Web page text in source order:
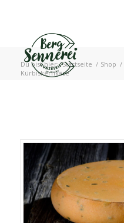
Du bist hier: Startseite / Shop /
Kürbiskernkäse